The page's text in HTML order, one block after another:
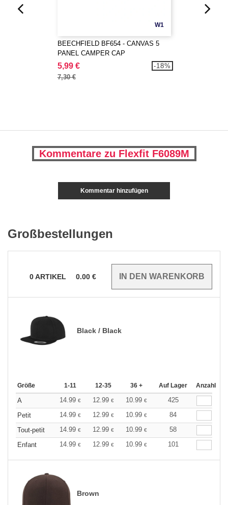
W1
BEECHFIELD BF654 - CANVAS 5
PANEL CAMPER CAP
5,99 €
7,30 €
-18%
Kommentare zu Flexfit F6089M
Kommentar hinzufügen
Großbestellungen
0ARTIKEL 0.00 €
Black / Black
Größe 1-11 12-35 36 + Auf Lager Anzahl
A 14.99 € 12.99 € 10.99 €
425
Petit
14.99 € 12.99 € 10.99 €
84
Tout-petit
14.99 € 12.99 € 10.99 €
58
Enfant
14.99 € 12.99 € 10.99 € 101
Brown